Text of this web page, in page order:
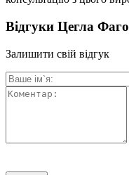
Відгуки Цегла
Залишити свій відгук